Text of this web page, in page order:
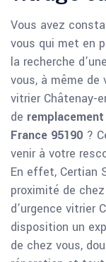
Vous avez
vous qui met en
la recherche
vous, à même de
vitrier Châtenay-
de
France 95190 ?
venir à votre
En effet, Certian
proximité de
d’urgence vitrier
disposition un
de chez vous,